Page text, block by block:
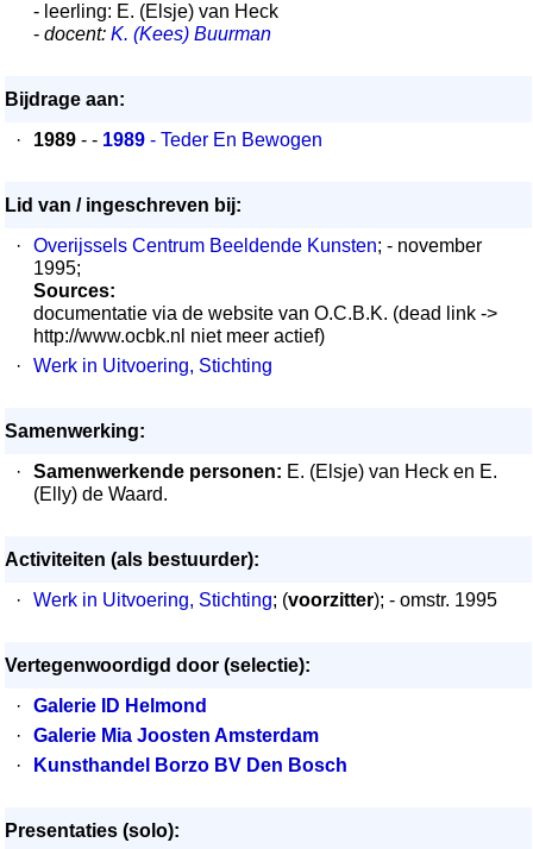
- leerling: E. (Elsje) van Heck
- docent: K. (Kees) Buurman
Bijdrage aan:
·
1989 - - 1989 - Teder En Bewogen
Lid van / ingeschreven bij:
·
Overijssels Centrum Beeldende Kunsten; - november
1995;
Sources:
documentatie via de website van O.C.B.K. (dead link ->
http://www.ocbk.nl niet meer actief)
·
Werk in Uitvoering, Stichting
Samenwerking:
·
Samenwerkende personen: E. (Elsje) van Heck en E.
(Elly) de Waard.
Activiteiten (als bestuurder):
·
Werk in Uitvoering, Stichting; (voorzitter); - omstr. 1995
Vertegenwoordigd door (selectie):
·
Galerie ID Helmond
·
Galerie Mia Joosten Amsterdam
·
Kunsthandel Borzo BV Den Bosch
Presentaties (solo):